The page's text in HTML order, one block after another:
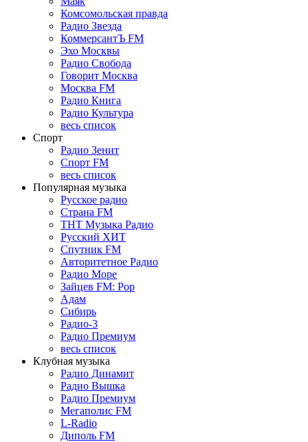
Комсомольская правда
Радио Звезда
КоммерсантЪ FM
Эхо Москвы
Радио Свобода
Говорит Москва
Москва FM
Радио Книга
Радио Культура
весь список
Спорт
Радио Зенит
Спорт FM
весь список
Популярная музыка
Русское радио
Страна FM
ТНТ Музыка Радио
Русский ХИТ
Спутник FM
Авторитетное Радио
Радио Море
Зайцев FM: Pop
Адам
Сибирь
Радио-3
Радио Премиум
весь список
Клубная музыка
Радио Динамит
Радио Вышка
Радио Премиум
Мегаполис FM
L-Radio
Диполь FM